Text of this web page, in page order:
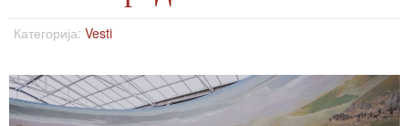
Категорија: Vesti